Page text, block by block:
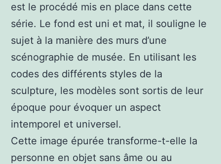
est le procédé mis en place dans cette
série. Le fond est uni et mat, il souligne le
sujet à la manière des murs d’une
scénographie de musée. En utilisant les
codes des différents styles de la
sculpture, les modèles sont sortis de leur
époque pour évoquer un aspect
intemporel et universel.
Cette image épurée transforme-t-elle la
personne en objet sans âme ou au